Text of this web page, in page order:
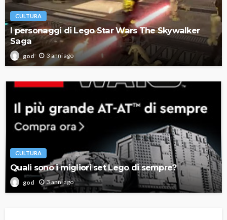
CULTURA
I personaggi di Lego Star Wars The Skywalker
Saga
god 3 anni ago
CULTURA
Quali sono i migliori set Lego di sempre?
god 3 anni ago